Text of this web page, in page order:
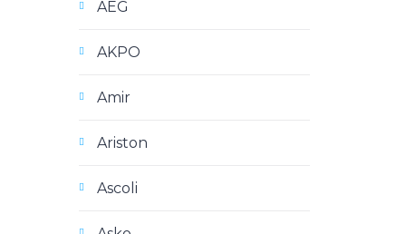
AEG
AKPO
Amir
Ariston
Ascoli